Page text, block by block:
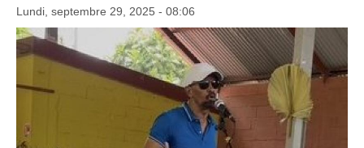
Lundi, septembre 29, 2025 - 08:06